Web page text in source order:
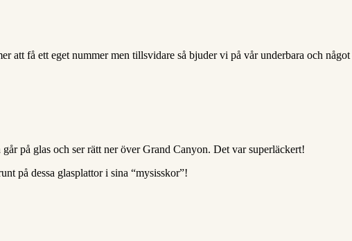
få ett eget nummer men tillsvidare så bjuder vi på vår underbara och
på glas och ser rätt ner över Grand Canyon. Det var superläckert!
på dessa glasplattor i sina “mysisskor”!